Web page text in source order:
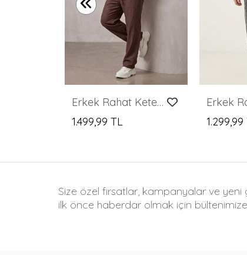
Erkek Rahat Keten Pantolon 30118 - Kahverengi
1.499,99 TL
Size özel fırsatlar, kampanyalar ve yeni
ilk önce haberdar olmak için